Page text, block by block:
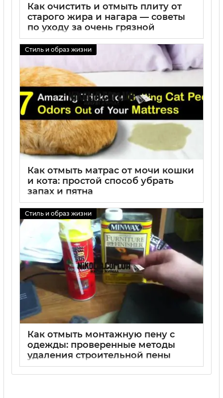
Как очистить и отмыть плиту от
старого жира и нагара — советы
по уходу за очень грязной
газовой плитой
01 09 2025 0
Стиль и образ жизни
Как отмыть матрас от мочи кошки
и кота: простой способ убрать
запах и пятна
Стиль и образ жизни
Как отмыть монтажную пену с
одежды: проверенные методы
удаления строительной пены